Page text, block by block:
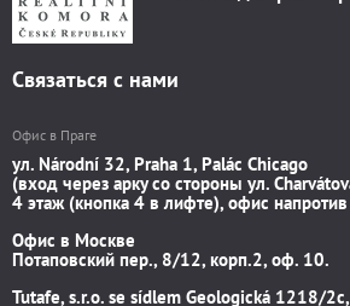
Связаться с нами
Офис в Праге
ул. Národní 32, Praha 1, Palác Chicago
(вход через арку со стороны ул.
4 этаж (кнопка 4 в лифте), офис
Офис в Москве
Потаповский пер., 8/12, корп.2, оф. 10.
Tutafe, s.r.o. se sídlem Geologická 1218/